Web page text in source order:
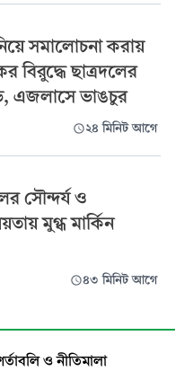
সমালোচনা করায়
বিরুদ্ধে ছাত্রদলের
এজলাসে ভাঙচুর
২৪ মিনিট আগে
সৌন্দর্য ও
মুগ্ধ মার্কিন
৪৩ মিনিট আগে
ও নীতিমালা